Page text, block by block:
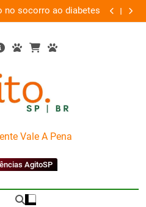
no socorro ao diabetes
Vale A Pena
AgitoSP